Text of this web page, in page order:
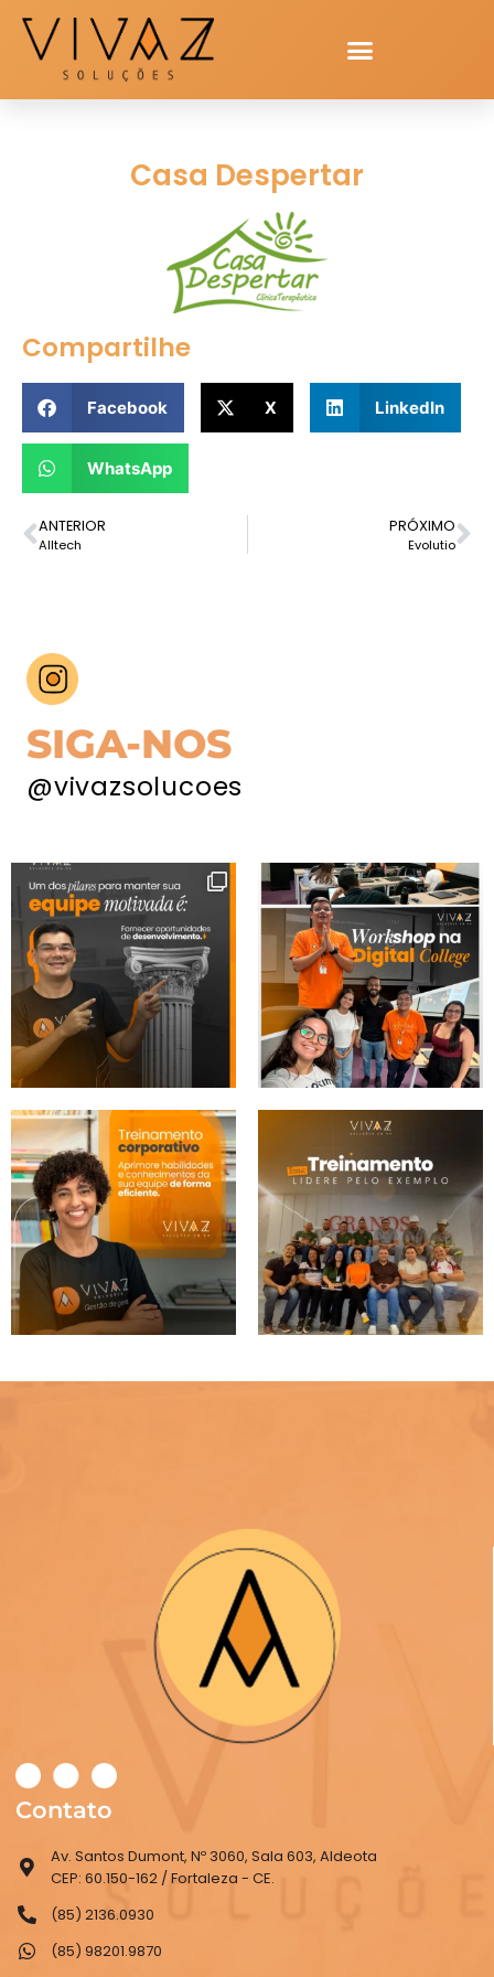
Casa Despertar
Compartilhe
Facebook X LinkedIn
WhatsApp
ANTERIOR
Alltech
PRÓXIMO
Evolutio
SIGA-NOS
@vivazsolucoes
Contato
Av. Santos Dumont, Nº 3060, Sala 603, Aldeota
CEP: 60.150-162 / Fortaleza - CE.
(85) 2136.0930
(85) 98201.9870